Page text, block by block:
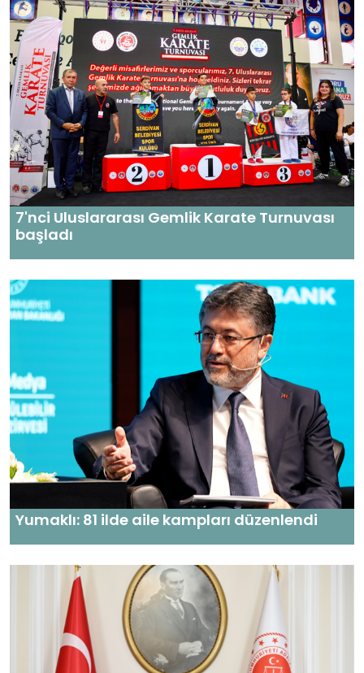
7'nci Uluslararası Gemlik Karate Turnuvası
başladı
Yumaklı: 81 ilde aile kampları düzenlendi